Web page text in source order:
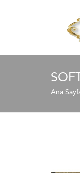
Ana